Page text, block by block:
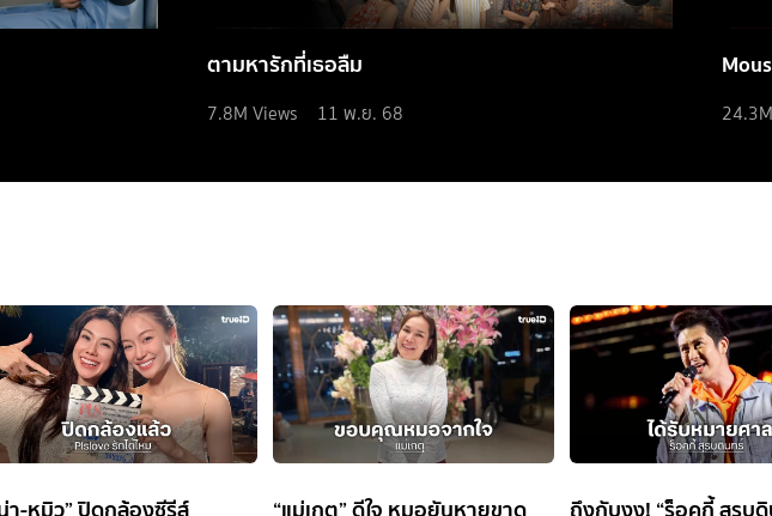
ตามหารักที่เธอลืม
7.8M Views 11 พ.ย. 68 24.3M